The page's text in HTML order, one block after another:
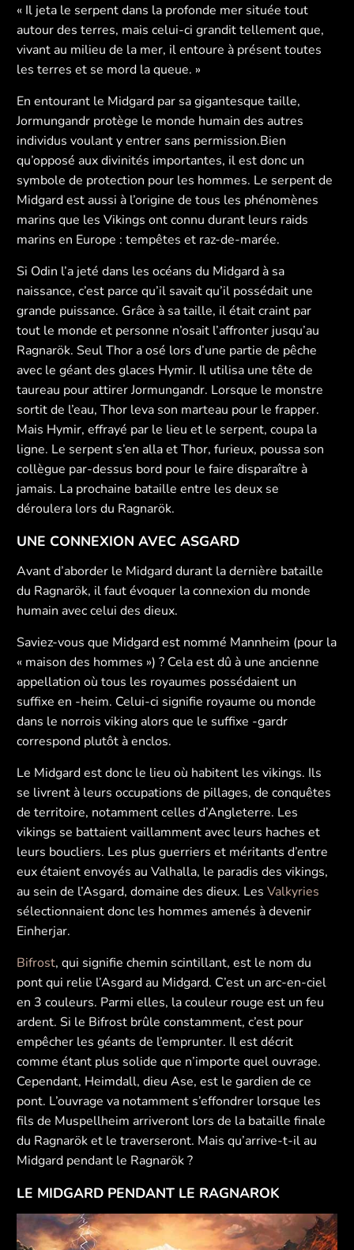
« Il jeta le serpent dans la profonde mer située tout
autour des terres, mais celui-ci grandit tellement que,
vivant au milieu de la mer, il entoure à présent toutes
les terres et se mord la queue. »
En entourant le Midgard par sa gigantesque taille,
Jormungandr protège le monde humain des autres
individus voulant y entrer sans permission.Bien
qu’opposé aux divinités importantes, il est donc un
symbole de protection pour les hommes. Le serpent de
Midgard est aussi à l’origine de tous les phénomènes
marins que les Vikings ont connu durant leurs raids
marins en Europe : tempêtes et raz-de-marée.
Si Odin l’a jeté dans les océans du Midgard à sa
naissance, c’est parce qu’il savait qu’il possédait une
grande puissance. Grâce à sa taille, il était craint par
tout le monde et personne n’osait l’affronter jusqu’au
Ragnarök. Seul Thor a osé lors d’une partie de pêche
avec le géant des glaces Hymir. Il utilisa une tête de
taureau pour attirer Jormungandr. Lorsque le monstre
sortit de l’eau, Thor leva son marteau pour le frapper.
Mais Hymir, effrayé par le lieu et le serpent, coupa la
ligne. Le serpent s’en alla et Thor, furieux, poussa son
collègue par-dessus bord pour le faire disparaître à
jamais. La prochaine bataille entre les deux se
déroulera lors du Ragnarök.
UNE CONNEXION AVEC ASGARD
Avant d’aborder le Midgard durant la dernière bataille
du Ragnarök, il faut évoquer la connexion du monde
humain avec celui des dieux.
Saviez-vous que Midgard est nommé Mannheim (pour la
« maison des hommes ») ? Cela est dû à une ancienne
appellation où tous les royaumes possédaient un
suffixe en -heim. Celui-ci signifie royaume ou monde
dans le norrois viking alors que le suffixe -gardr
correspond plutôt à enclos.
Le Midgard est donc le lieu où habitent les vikings. Ils
se livrent à leurs occupations de pillages, de conquêtes
de territoire, notamment celles d’Angleterre. Les
vikings se battaient vaillamment avec leurs haches et
leurs boucliers. Les plus guerriers et méritants d’entre
eux étaient envoyés au Valhalla, le paradis des vikings,
au sein de l’Asgard, domaine des dieux. LesValkyries
sélectionnaient donc les hommes amenés à devenir
Einherjar.
Bifrost, qui signifie chemin scintillant, est le nom du
pont qui relie l’Asgard au Midgard. C’est un arc-en-ciel
en 3 couleurs. Parmi elles, la couleur rouge est un feu
ardent. Si le Bifrost brûle constamment, c’est pour
empêcher les géants de l’emprunter. Il est décrit
comme étant plus solide que n’importe quel ouvrage.
Cependant, Heimdall, dieu Ase, est le gardien de ce
pont. L’ouvrage va notamment s’effondrer lorsque les
fils de Muspellheim arriveront lors de la bataille finale
du Ragnarök et le traverseront. Mais qu’arrive-t-il au
Midgard pendant le Ragnarök ?
LE MIDGARD PENDANT LE RAGNAROK